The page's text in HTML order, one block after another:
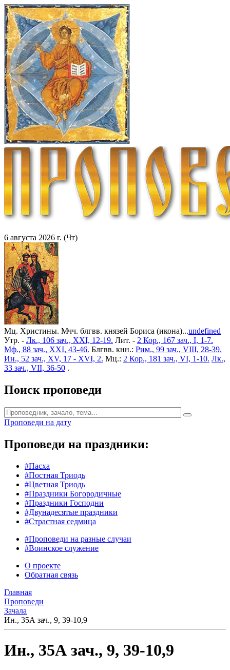
6 августа 2026 г. (Чт)
Мц. Христины. Мчч. блгвв. князей Бориса (икона)...undefined
Утр. - Лк., 106 зач., XXI, 12-19. Лит. - 2 Кор., 167 зач., I, 1-7.
Мф., 88 зач., XXI, 43-46. Блгвв. кнн.: Рим., 99 зач., VIII, 28-39.
Ин., 52 зач., XV, 17 - XVI, 2. Мц.: 2 Кор., 181 зач., VI, 1-10. Лк.,
33 зач., VII, 36-50 .
Поиск проповеди
Проповеди на дату
Проповеди на праздники:
#Пасха
#Постная Триодь
#Цветная Триодь
#Праздники Богородичные
#Праздники Господни
#Двунадесятые праздники
#Страстная седмица
#Проповеди на разные случаи
#Воинское служение
О проекте
Обратная связь
Главная
Проповеди
Зачала
Ин., 35А зач., 9, 39-10,9
Ин., 35А зач., 9, 39-10,9